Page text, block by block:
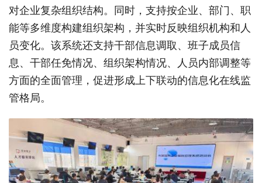
对企业复杂组织结构。同时，支持按企业、部门、职
能等多维度构建组织架构，并实时反映组织机构和人
员变化。该系统还支持干部信息调取、班子成员信
息、干部任免情况、组织架构情况、人员内部调整等
方面的全面管理，促进形成上下联动的信息化在线监
管格局。